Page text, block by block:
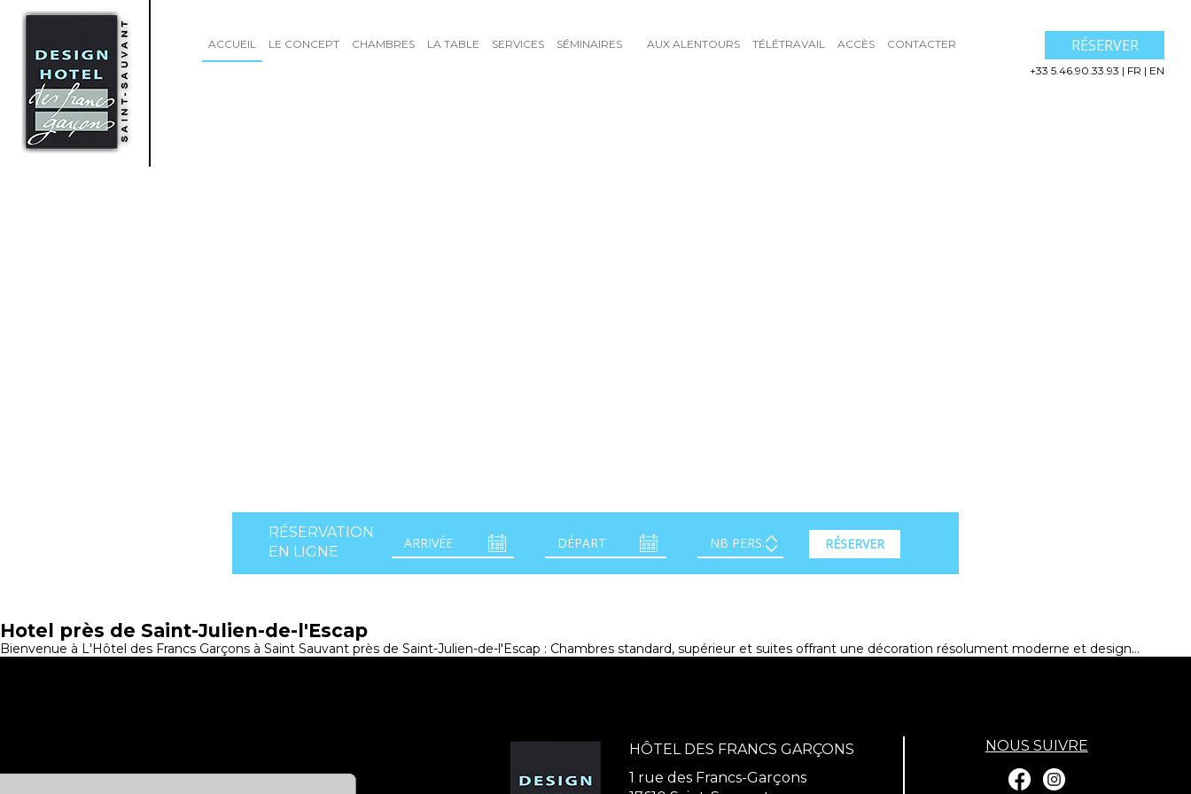
ACCUEIL LE CONCEPT CHAMBRES LA TABLE SERVICES SÉMINAIRES AUX ALENTOURS TÉLÉTRAVAIL ACCÈS CONTACTER RÉSERVER
+33 5.46.90.33.93 | FR | EN
RÉSERVATION
EN LIGNE
RÉSERVER
Hotel près de Saint-Julien-de-l'Escap
Bienvenue à L'Hôtel des Francs Garçons à Saint Sauvant près de Saint-Julien-de-l'Escap : Chambres standard, supérieur et suites offrant une décoration résolument moderne et design...
HÔTEL DES FRANCS GARÇONS
1 rue des Francs-Garçons
NOUS SUIVRE